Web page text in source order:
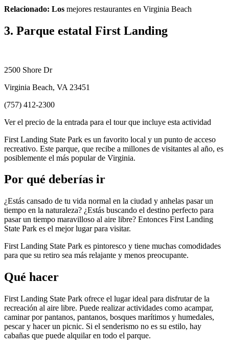
Relacionado: Los mejores restaurantes en Virginia Beach
3. Parque estatal First Landing
2500 Shore Dr
Virginia Beach, VA 23451
(757) 412-2300
Ver el precio de la entrada para el tour que incluye esta actividad
First Landing State Park es un favorito local y un punto de acceso
recreativo. Este parque, que recibe a millones de visitantes al año, es
posiblemente el más popular de Virginia.
Por qué deberías ir
¿Estás cansado de tu vida normal en la ciudad y anhelas pasar un
tiempo en la naturaleza? ¿Estás buscando el destino perfecto para
pasar un tiempo maravilloso al aire libre? Entonces First Landing
State Park es el mejor lugar para visitar.
First Landing State Park es pintoresco y tiene muchas comodidades
para que su retiro sea más relajante y menos preocupante.
Qué hacer
First Landing State Park ofrece el lugar ideal para disfrutar de la
recreación al aire libre. Puede realizar actividades como acampar,
caminar por pantanos, pantanos, bosques marítimos y humedales,
pescar y hacer un picnic. Si el senderismo no es su estilo, hay
cabañas que puede alquilar en todo el parque.